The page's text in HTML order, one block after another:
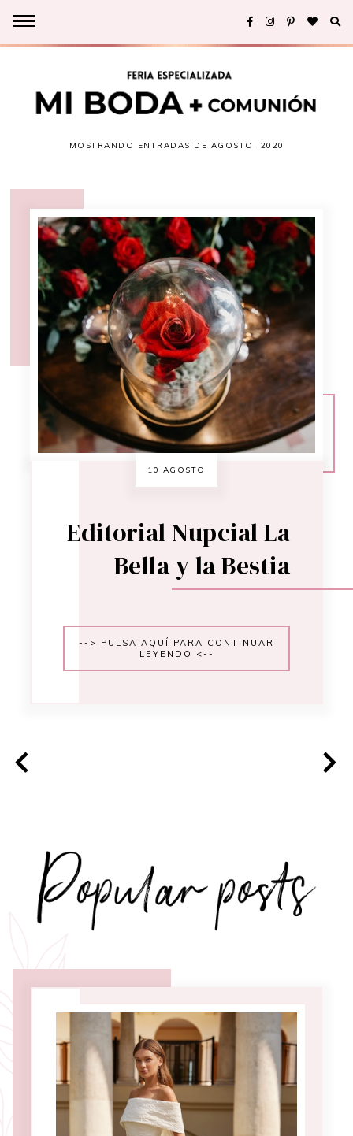
MOSTRANDO ENTRADAS DE AGOSTO, 2020
10 AGOSTO
Editorial Nupcial La
Bella y la Bestia
--> PULSA AQUÍ PARA CONTINUAR
LEYENDO <--